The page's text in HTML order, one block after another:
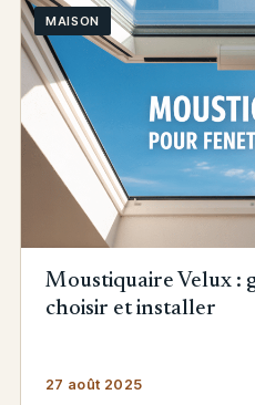
MAISON
Moustiquaire Velux :
choisir et installer
27 août 2025